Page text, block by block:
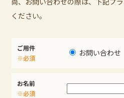
ください。
ご用件
※必須
お問い合わせ
お名前
※必須